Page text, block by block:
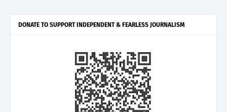
DONATE TO SUPPORT INDEPENDENT & FEARLESS JOURNALISM